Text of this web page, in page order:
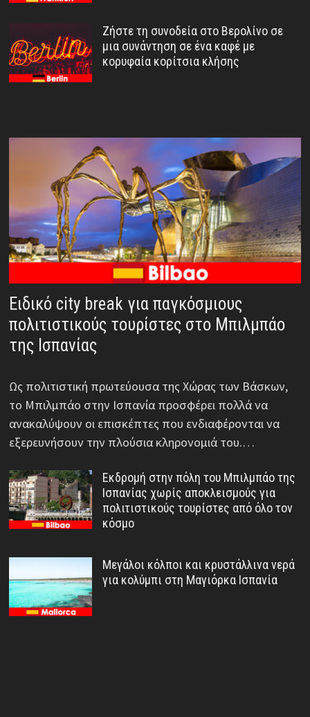
Ζήστε τη συνοδεία στο Βερολίνο σε
μια συνάντηση σε ένα καφέ με
κορυφαία κορίτσια κλήσης
Ειδικό city break για παγκόσμιους
πολιτιστικούς τουρίστες στο Μπιλμπάο
της Ισπανίας
Ως πολιτιστική πρωτεύουσα της Χώρας των Βάσκων,
το Μπιλμπάο στην Ισπανία προσφέρει πολλά να
ανακαλύψουν οι επισκέπτες που ενδιαφέρονται να
εξερευνήσουν την πλούσια κληρονομιά του.…
Εκδρομή στην πόλη του Μπιλμπάο της
Ισπανίας χωρίς αποκλεισμούς για
πολιτιστικούς τουρίστες από όλο τον
κόσμο
Μεγάλοι κόλποι και κρυστάλλινα νερά
για κολύμπι στη Μαγιόρκα Ισπανία